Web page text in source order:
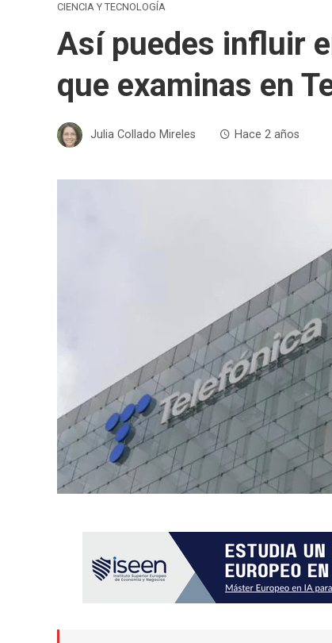
CIENCIA Y TECNOLOGÍA
Así puedes influir
que examinas en
Julia Collado Mireles Hace 2 años